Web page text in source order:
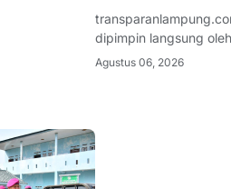
dipimpin langsung
beaserta Ketua dan
Agustus 06, 2026